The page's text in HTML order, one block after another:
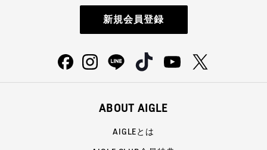
新規会員登録
ABOUT AIGLE
AIGLEとは